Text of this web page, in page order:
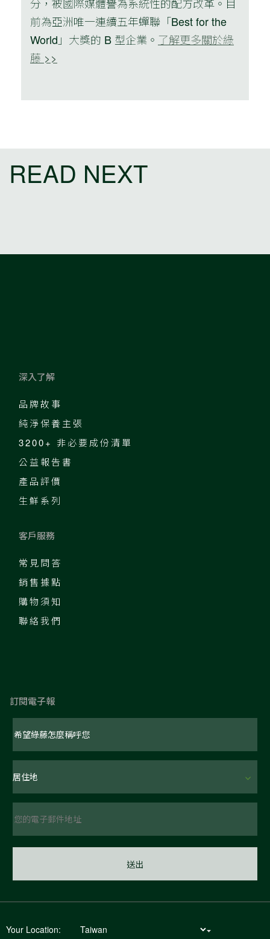
前為亞洲唯一連續五年蟬聯「Best for the
World」大獎的 B 型企業。 了解更多關於綠
藤 >>
READ NEXT
深入了解
品牌故事
純淨保養主張
3200+ 非必要成份清單
公益報告書
產品評價
生鮮系列
客戶服務
常見問答
銷售據點
購物須知
聯絡我們
訂閱電子報
Your Location: